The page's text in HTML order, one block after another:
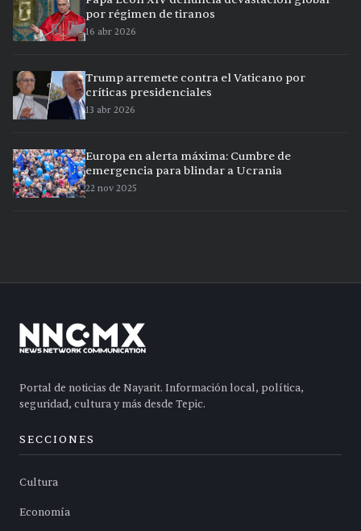
por régimen de tiranos
16 abr 2026
Trump arremete contra el Vaticano por
críticas presidenciales
13 abr 2026
Europa en alerta máxima: Cumbre de
emergencia para blindar a Ucrania
22 nov 2025
Portal de noticias de Nayarit. Información local, política,
seguridad, cultura y más desde Tepic.
SECCIONES
Cultura
Economía